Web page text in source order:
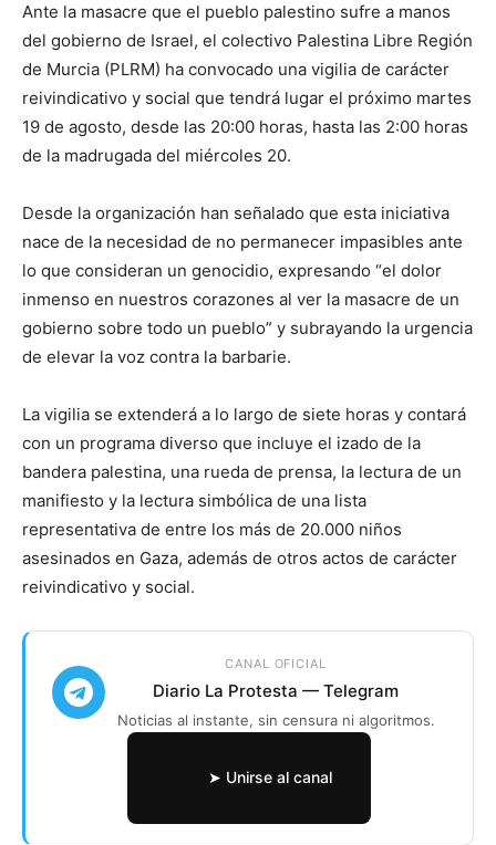
Ante la masacre que el pueblo palestino sufre a manos
del gobierno de Israel, el colectivo Palestina Libre Región
de Murcia (PLRM) ha convocado una vigilia de carácter
reivindicativo y social que tendrá lugar el próximo martes
19 de agosto, desde las 20:00 horas, hasta las 2:00 horas
de la madrugada del miércoles 20.
Desde la organización han señalado que esta iniciativa
nace de la necesidad de no permanecer impasibles ante
lo que consideran un genocidio, expresando “el dolor
inmenso en nuestros corazones al ver la masacre de un
gobierno sobre todo un pueblo” y subrayando la urgencia
de elevar la voz contra la barbarie.
La vigilia se extenderá a lo largo de siete horas y contará
con un programa diverso que incluye el izado de la
bandera palestina, una rueda de prensa, la lectura de un
manifiesto y la lectura simbólica de una lista
representativa de entre los más de 20.000 niños
asesinados en Gaza, además de otros actos de carácter
reivindicativo y social.
CANAL OFICIAL
Diario La Protesta — Telegram
Noticias al instante, sin censura ni algoritmos.
➤ Unirse al canal